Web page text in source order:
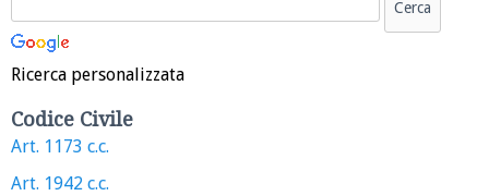
Ricerca personalizzata
Codice Civile
Art. 1173 c.c.
Art. 1942 c.c.